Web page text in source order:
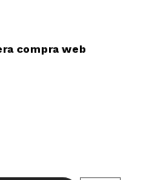
compra web